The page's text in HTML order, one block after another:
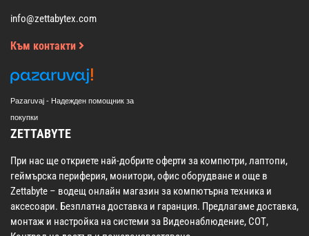
info@zettabytex.com
Към контакти
Pazaruvaj - Надежден помощник за
покупки
ZETTABYTE
При нас ще откриете най-добрите оферти за компютри, лаптопи,
геймърска периферия, монитори, офис оборудване и още в
Zettabyte – водещ онлайн магазин за компютърна техника и
аксесоари. Безплатна доставка и гаранция. Предлагаме доставка,
монтаж и настройка на системи за Видеонаблюдение, СОТ,